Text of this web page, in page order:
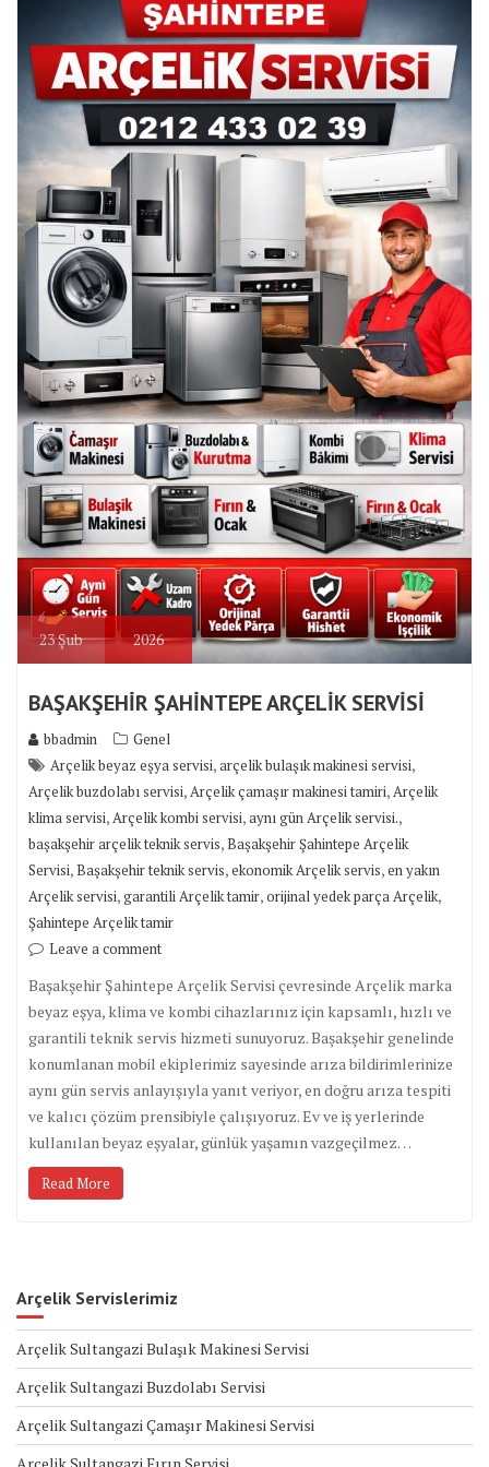
23Şub 2026
BAŞAKŞEHİR ŞAHİNTEPE ARÇELİK SERVİSİ
bbadmin
Genel
Arçelik beyaz eşya servisi,arçelik bulaşık makinesi servisi,
Arçelik buzdolabı servisi,Arçelik çamaşır makinesi tamiri,Arçelik
klima servisi,Arçelik kombi servisi,aynı gün Arçelik servisi.,
başakşehir arçelik teknik servis,Başakşehir Şahintepe Arçelik
Servisi,Başakşehir teknik servis,ekonomik Arçelik servis,en yakın
Arçelik servisi,garantili Arçelik tamir,orijinal yedek parça Arçelik,
Şahintepe Arçelik tamir
Leave a comment
Başakşehir Şahintepe Arçelik Servisi çevresinde Arçelik marka
beyaz eşya, klima ve kombi cihazlarınız için kapsamlı, hızlı ve
garantili teknik servis hizmeti sunuyoruz. Başakşehir genelinde
konumlanan mobil ekiplerimiz sayesinde arıza bildirimlerinize
aynı gün servis anlayışıyla yanıt veriyor, en doğru arıza tespiti
ve kalıcı çözüm prensibiyle çalışıyoruz. Ev ve iş yerlerinde
kullanılan beyaz eşyalar, günlük yaşamın vazgeçilmez…
Read More
Arçelik Servislerimiz
Arçelik Sultangazi Bulaşık Makinesi Servisi
Arçelik Sultangazi Buzdolabı Servisi
Arçelik Sultangazi Çamaşır Makinesi Servisi
Arçelik Sultangazi Fırın Servisi